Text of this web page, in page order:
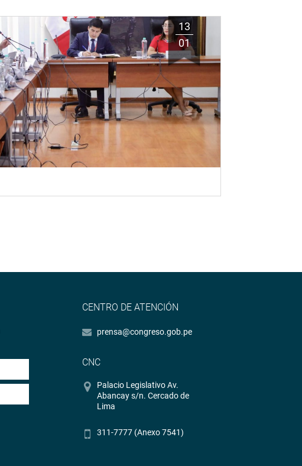
13
01
CENTRO DE ATENCIÓN
prensa@congreso.gob.pe
CNC
Palacio Legislativo Av.
Abancay s/n. Cercado de
Lima
311-7777 (Anexo 7541)